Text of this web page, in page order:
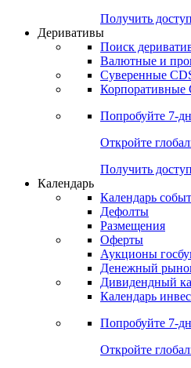
Получить доступ
Деривативы
Поиск
Валютные и
Суверенные
Корпоративные
Попробуйте 7-
Откройте
Получить доступ
Календарь
Календарь
Дефолты
Размещения
Оферты
Аукционы
Денежный
Дивидендный
Календарь
Попробуйте 7-
Откройте